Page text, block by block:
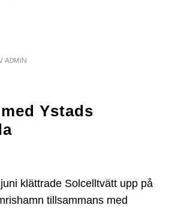
ADMIN
Ystads
klättrade Solcelltvätt upp på
tillsammans med